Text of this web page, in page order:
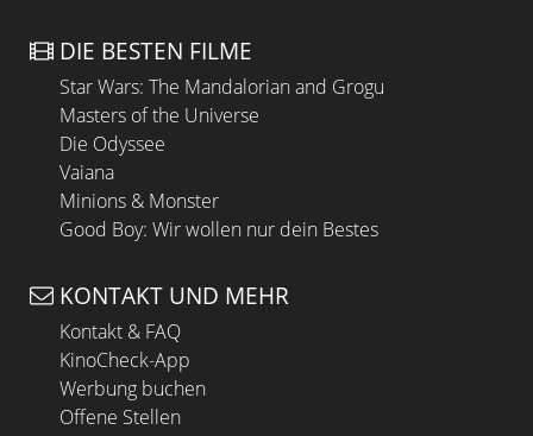
DIE BESTEN FILME
Star Wars: The Mandalorian and Grogu
Masters of the Universe
Die Odyssee
Vaiana
Minions & Monster
Good Boy: Wir wollen nur dein Bestes
KONTAKT UND MEHR
Kontakt & FAQ
KinoCheck-App
Werbung buchen
Offene Stellen